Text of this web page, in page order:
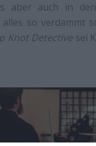
aber auch in
so verdammt
Knot Detective sei